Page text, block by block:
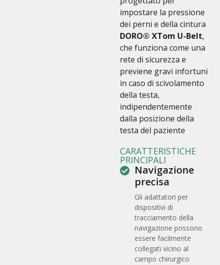
impostare la pressione
dei perni e della cintura
DORO® XTom U-Belt,
che funziona come una
rete di sicurezza e
previene gravi infortuni
in caso di scivolamento
della testa,
indipendentemente
dalla posizione della
testa del paziente
CARATTERISTICHE
PRINCIPALI
Navigazione
precisa
Gli adattatori per
dispositivi di
tracciamento della
navigazione possono
essere facilmente
collegati vicino al
campo chirurgico